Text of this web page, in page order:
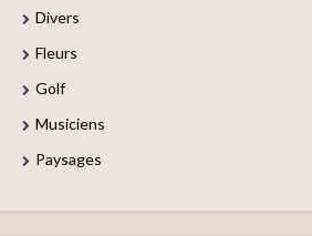
Divers
Fleurs
Golf
Musiciens
Paysages